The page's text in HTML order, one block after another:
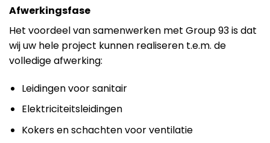
Afwerkingsfase
Het voordeel van samenwerken met Group 93 is dat
wij uw hele project kunnen realiseren t.e.m. de
volledige afwerking:
Leidingen voor sanitair
Elektriciteitsleidingen
Kokers en schachten voor ventilatie